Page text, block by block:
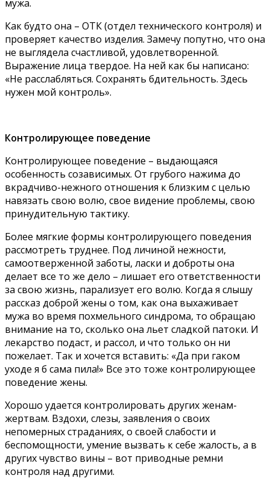
мужа.
Как будто она – ОТК (отдел технического контроля) и
проверяет качество изделия. Замечу попутно, что она
не выглядела счастливой, удовлетворенной.
Выражение лица твердое. На ней как бы написано:
«Не расслабляться. Сохранять бдительность. Здесь
нужен мой контроль».
Контролирующее поведение
Контролирующее поведение – выдающаяся
особенность созависимых. От грубого нажима до
вкрадчиво-нежного отношения к близким с целью
навязать свою волю, свое видение проблемы, свою
принудительную тактику.
Более мягкие формы контролирующего поведения
рассмотреть труднее. Под личиной нежности,
самоотверженной заботы, ласки и доброты она
делает все то же дело – лишает его ответственности
за свою жизнь, парализует его волю. Когда я слышу
рассказ доброй жены о том, как она выхаживает
мужа во время похмельного синдрома, то обращаю
внимание на то, сколько она льет сладкой патоки. И
лекарство подаст, и рассол, и что только он ни
пожелает. Так и хочется вставить: «Да при гаком
уходе я б сама пила!» Все это тоже контролирующее
поведение жены.
Хорошо удается контролировать других женам-
жертвам. Вздохи, слезы, заявления о своих
непомерных страданиях, о своей слабости и
беспомощности, умение вызвать к себе жалость, а в
других чувство вины – вот приводные ремни
контроля над другими.